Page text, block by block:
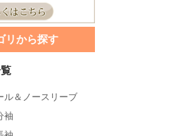
リから探す
ル＆ノースリーブ
袖